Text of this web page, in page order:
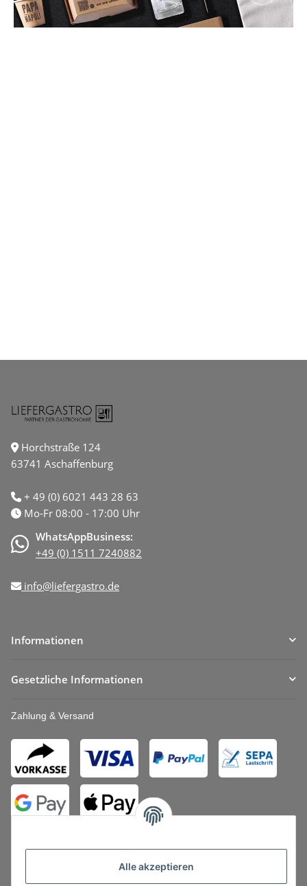
Alle akzeptieren
Horchstraße 124
63741 Aschaffenburg
+ 49 (0) 6021 443 28 63
Mo-Fr 08:00 - 17:00 Uhr
WhatsAppBusiness:
+49 (0) 1511 7240882
info@liefergastro.de
Informationen
Gesetzliche Informationen
Zahlung & Versand